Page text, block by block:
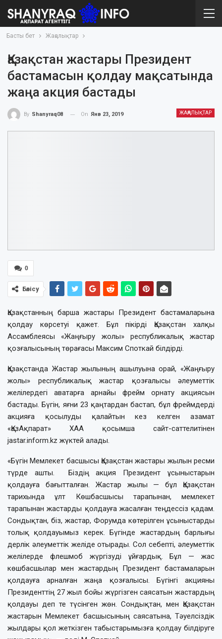
Басты бет Жаңалықтар
Қазақстан жастары Президент
бастамасын қолдау мақсатында
жаңа акция бастады
ЖАҢАЛЫҚТАР
By Shanyraq08 On Янв 23, 2019
0
Бөлісу
Қазақстанның барша жастары Президент бастамаларына
қолдау көрсетуі қажет. Бұл пікірді Қазақстан халқы
Ассамблеясы «Жаңғыру жолы» республикалық жастар
қозғалысының төрағасы Максим Споткай білдірді.
Қазақстанда Жастар жылының ашылуына орай, «Жаңғыру
жолы» республикалық жастар қозғалысы әлеуметтік
желілердегі аватарға арнайы фрейм орнату акциясын
бастады. Бүгін, яғни 23 қаңтардан бастап, бұл фреймдерді
акцияға қосылуды қалайтын кез келген азамат
«ҚазАқпарат» ХАА қосымша сайт-саттелитінен
jastar.inform.kz жүктей алады.
«Бүгін Мемлекет басшысы Қазақстан жастары жылын ресми
түрде ашты. Біздің акция Президент ұсыныстарын
қолдауға бағытталған. Жастар жылы — бұл Қазақстан
тарихында ұлт Көшбасшысы тарапынан, мемлекет
тарапынан жастарды қолдауға жасалған теңдессіз қадам.
Сондықтан, біз, жастар, Форумда көтерілген ұсыныстарды
толық қолдауымыз керек. Бүгінде жастардың барлығы
дерлік әлеуметтік желіде отырады. Сол себепті, әлеуметтік
желілерде флешмоб жүргізуді ұйғардық. Бұл — жас
көшбасшылар мен жастардың Президент бастамаларын
қолдауға арналған жаңа қозғалысы. Бүгінгі акцияны
Президенттің 27 жыл бойы жүргізген саясатын жастардың
қолдауы деп те түсінген жөн. Сондықтан, мен Қазақстан
жастарын Мемлекет басшысының саясатына, Тәуелсіздік
жылдары қол жеткізген табыстарымызға қолдау білдіруге